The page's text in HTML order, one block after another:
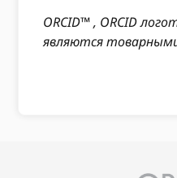
ORCID™ , ORCID
являются